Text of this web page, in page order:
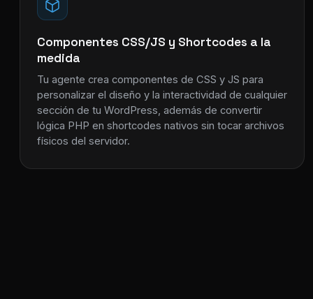
Componentes CSS/JS y Shortcodes a la
medida
Tu agente crea componentes de CSS y JS para
personalizar el diseño y la interactividad de cualquier
sección de tu WordPress, además de convertir
lógica PHP en shortcodes nativos sin tocar archivos
físicos del servidor.